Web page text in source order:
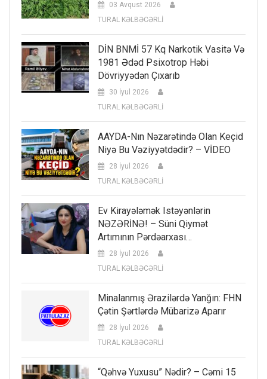
03 Avqust 2026
TURAL KƏLBƏCƏRLİ
DİN BNMİ 57 Kq Narkotik Vasitə Və
1981 Ədəd Psixotrop Həbi
Dövriyyədən Çıxarıb
30 İyul 2026
TURAL KƏLBƏCƏRLİ
AAYDA-Nın Nəzarətində Olan Keçid
Niyə Bu Vəziyyətdədir? – VİDEO
28 İyul 2026
TURAL KƏLBƏCƏRLİ
Ev Kirayələmək Istəyənlərin
NƏZƏRİNƏ! – Süni Qiymət
Artımının Pərdəarxası…
28 İyul 2026
TURAL KƏLBƏCƏRLİ
Minalanmış Ərazilərdə Yanğın: FHN
Çətin Şərtlərdə Mübarizə Aparır
28 İyul 2026
TURAL KƏLBƏCƏRLİ
“Qəhvə Yuxusu” Nədir? – Cəmi 15